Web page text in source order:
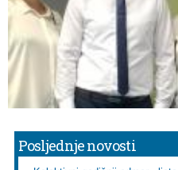
Posljednje novosti